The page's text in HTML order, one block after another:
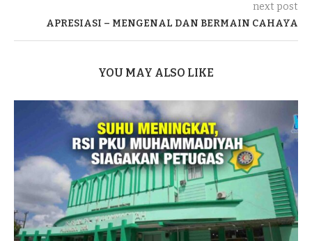
next post
APRESIASI – MENGENAL DAN BERMAIN CAHAYA
YOU MAY ALSO LIKE